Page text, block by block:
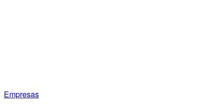
Empresas